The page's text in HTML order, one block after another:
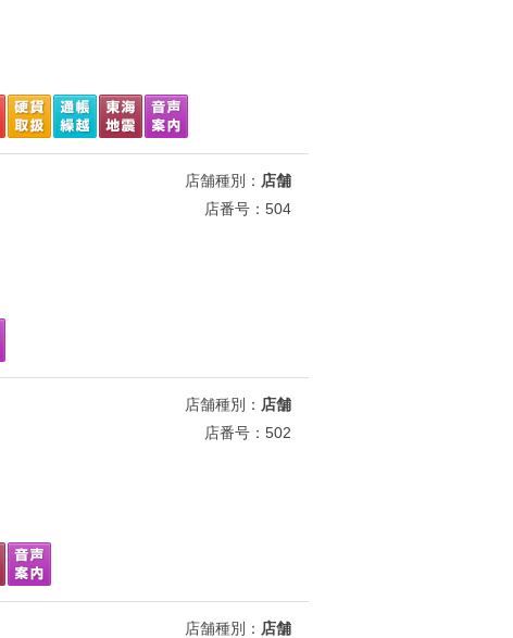
店舗種別： 店舗
店番号：504
店舗種別： 店舗
店番号：502
店舗種別： 店舗